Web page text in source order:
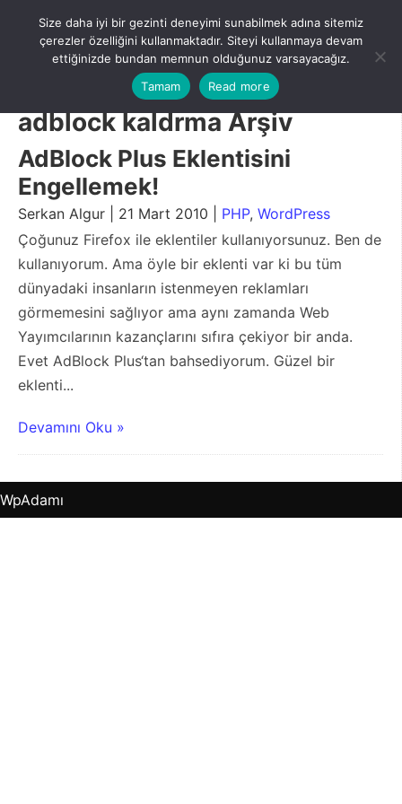
content
Menu
adblock kaldrma Arşiv
AdBlock Plus Eklentisini
Engellemek!
Serkan Algur | 21 Mart 2010 | PHP, WordPress
Çoğunuz Firefox ile eklentiler kullanıyorsunuz. Ben de
kullanıyorum. Ama öyle bir eklenti var ki bu tüm
dünyadaki insanların istenmeyen reklamları
görmemesini sağlıyor ama aynı zamanda Web
Yayımcılarının kazançlarını sıfıra çekiyor bir anda.
Evet AdBlock Plus‘tan bahsediyorum. Güzel bir
eklenti...
Devamını Oku »
WpAdamı
Size daha iyi bir gezinti deneyimi sunabilmek adına sitemiz
çerezler özelliğini kullanmaktadır. Siteyi kullanmaya devam
ettiğinizde bundan memnun olduğunuz varsayacağız.
Tamam
Read more